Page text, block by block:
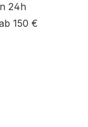
24h
150 €